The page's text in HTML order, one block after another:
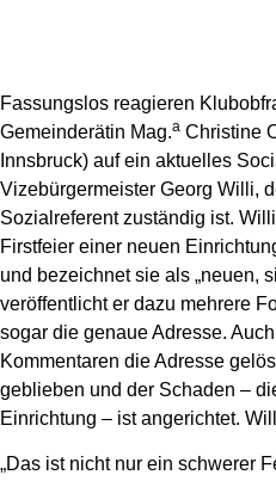
Fassungslos reagieren
Gemeinderätin Mag.a Christine
Innsbruck) auf ein aktuelles
Vizebürgermeister Georg Willi,
Sozialreferent zuständig ist.
Firstfeier einer neuen
und bezeichnet sie als „neuen,
veröffentlicht er dazu mehrere
sogar die genaue Adresse.
Kommentaren die Adresse
geblieben und der Schaden –
Einrichtung – ist angerichtet.
„Das ist nicht nur ein schwerer